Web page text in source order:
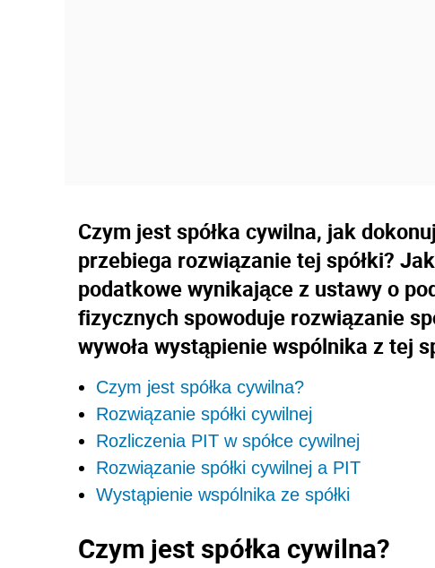
Czym jest spółka cywilna, jak
przebiega rozwiązanie tej spółki?
podatkowe wynikające z ustawy o
fizycznych spowoduje rozwiązanie
wywoła wystąpienie wspólnika z tej
Czym jest spółka cywilna?
Rozwiązanie spółki cywilnej
Rozliczenia PIT w spółce cywilnej
Rozwiązanie spółki cywilnej a PIT
Wystąpienie wspólnika ze spółki
Czym jest spółka cywilna?